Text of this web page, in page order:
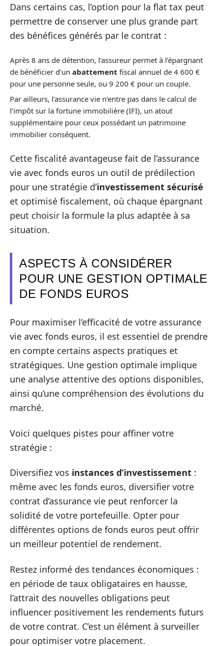
Dans certains cas, l’option pour la flat tax peut
permettre de conserver une plus grande part
des bénéfices générés par le contrat :
Après 8 ans de détention, l’assureur permet à l’épargnant
de bénéficier d’un abattement fiscal annuel de 4 600 €
pour une personne seule, ou 9 200 € pour un couple.
Par ailleurs, l’assurance vie n’entre pas dans le calcul de
l’impôt sur la fortune immobilière (IFI), un atout
supplémentaire pour ceux possédant un patrimoine
immobilier conséquent.
Cette fiscalité avantageuse fait de l’assurance
vie avec fonds euros un outil de prédilection
pour une stratégie d’investissement sécurisé
et optimisé fiscalement, où chaque épargnant
peut choisir la formule la plus adaptée à sa
situation.
ASPECTS À CONSIDÉRER
POUR UNE GESTION OPTIMALE
DE FONDS EUROS
Pour maximiser l’efficacité de votre assurance
vie avec fonds euros, il est essentiel de prendre
en compte certains aspects pratiques et
stratégiques. Une gestion optimale implique
une analyse attentive des options disponibles,
ainsi qu’une compréhension des évolutions du
marché.
Voici quelques pistes pour affiner votre
stratégie :
Diversifiez vos instances d’investissement :
même avec les fonds euros, diversifier votre
contrat d’assurance vie peut renforcer la
solidité de votre portefeuille. Opter pour
différentes options de fonds euros peut offrir
un meilleur potentiel de rendement.
Restez informé des tendances économiques :
en période de taux obligataires en hausse,
l’attrait des nouvelles obligations peut
influencer positivement les rendements futurs
de votre contrat. C’est un élément à surveiller
pour optimiser votre placement.